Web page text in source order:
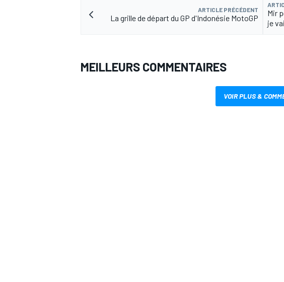
ARTICLE PRÉCÉDENT
La grille de départ du GP d'Indonésie MotoGP
Mir
je
MEILLEURS COMMENTAIRES
VOIR PLUS &